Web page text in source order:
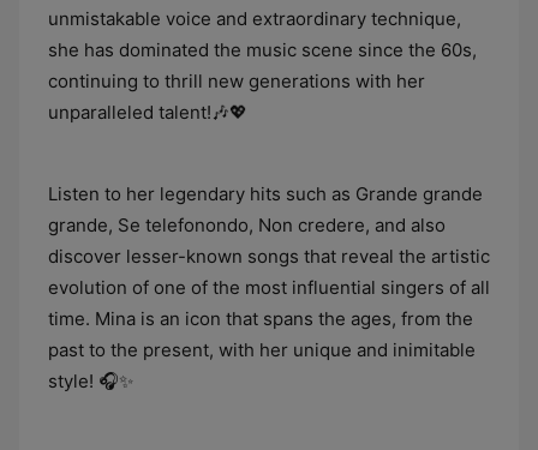
unmistakable voice and extraordinary technique,
she has dominated the music scene since the 60s,
continuing to thrill new generations with her
unparalleled talent!🎶💖
Listen to her legendary hits such as Grande grande
grande, Se telefonondo, Non credere, and also
discover lesser-known songs that reveal the artistic
evolution of one of the most influential singers of all
time. Mina is an icon that spans the ages, from the
past to the present, with her unique and inimitable
style! 🎧✨